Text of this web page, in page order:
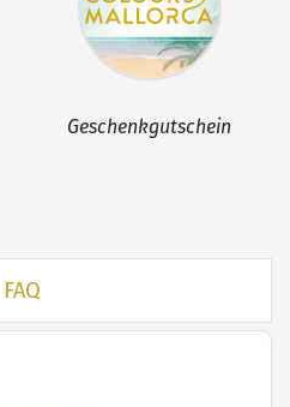
Geschenkgutschein
FAQ